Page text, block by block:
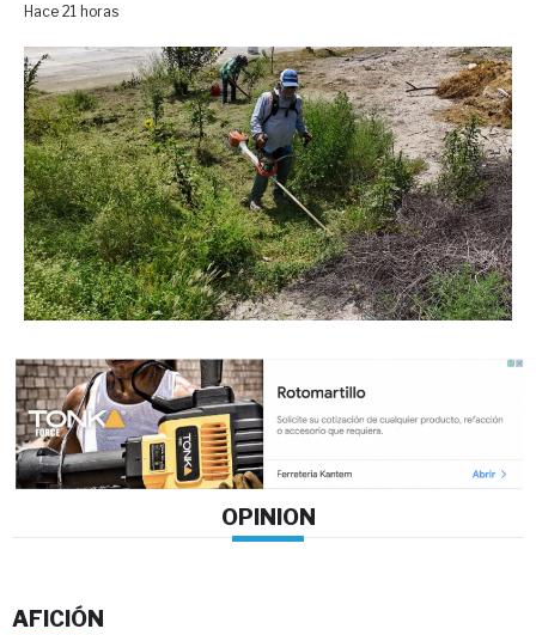
Hace 21 horas
OPINION
AFICIÓN